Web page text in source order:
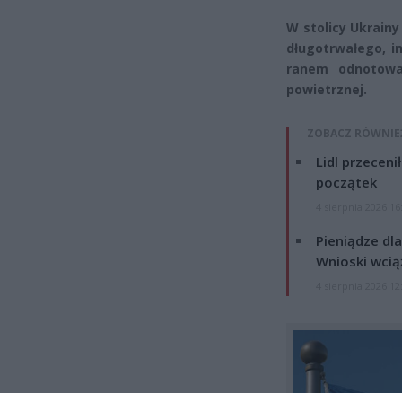
W stolicy
długotrwałego,
ranem
powietrznej.
ZOBACZ
Lidl
początek
Pieniądze
Wnioski